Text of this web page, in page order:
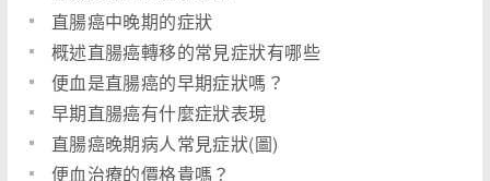
直腸癌中晚期的症狀
概述直腸癌轉移的常見症狀有哪些
便血是直腸癌的早期症狀嗎？
早期直腸癌有什麼症狀表現
直腸癌晚期病人常見症狀(圖)
便血治療的價格貴嗎？